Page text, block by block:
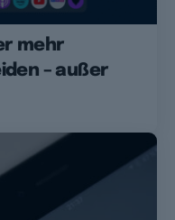
mehr
– außer